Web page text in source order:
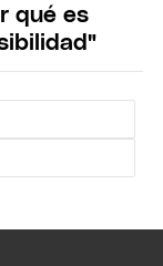
qué es